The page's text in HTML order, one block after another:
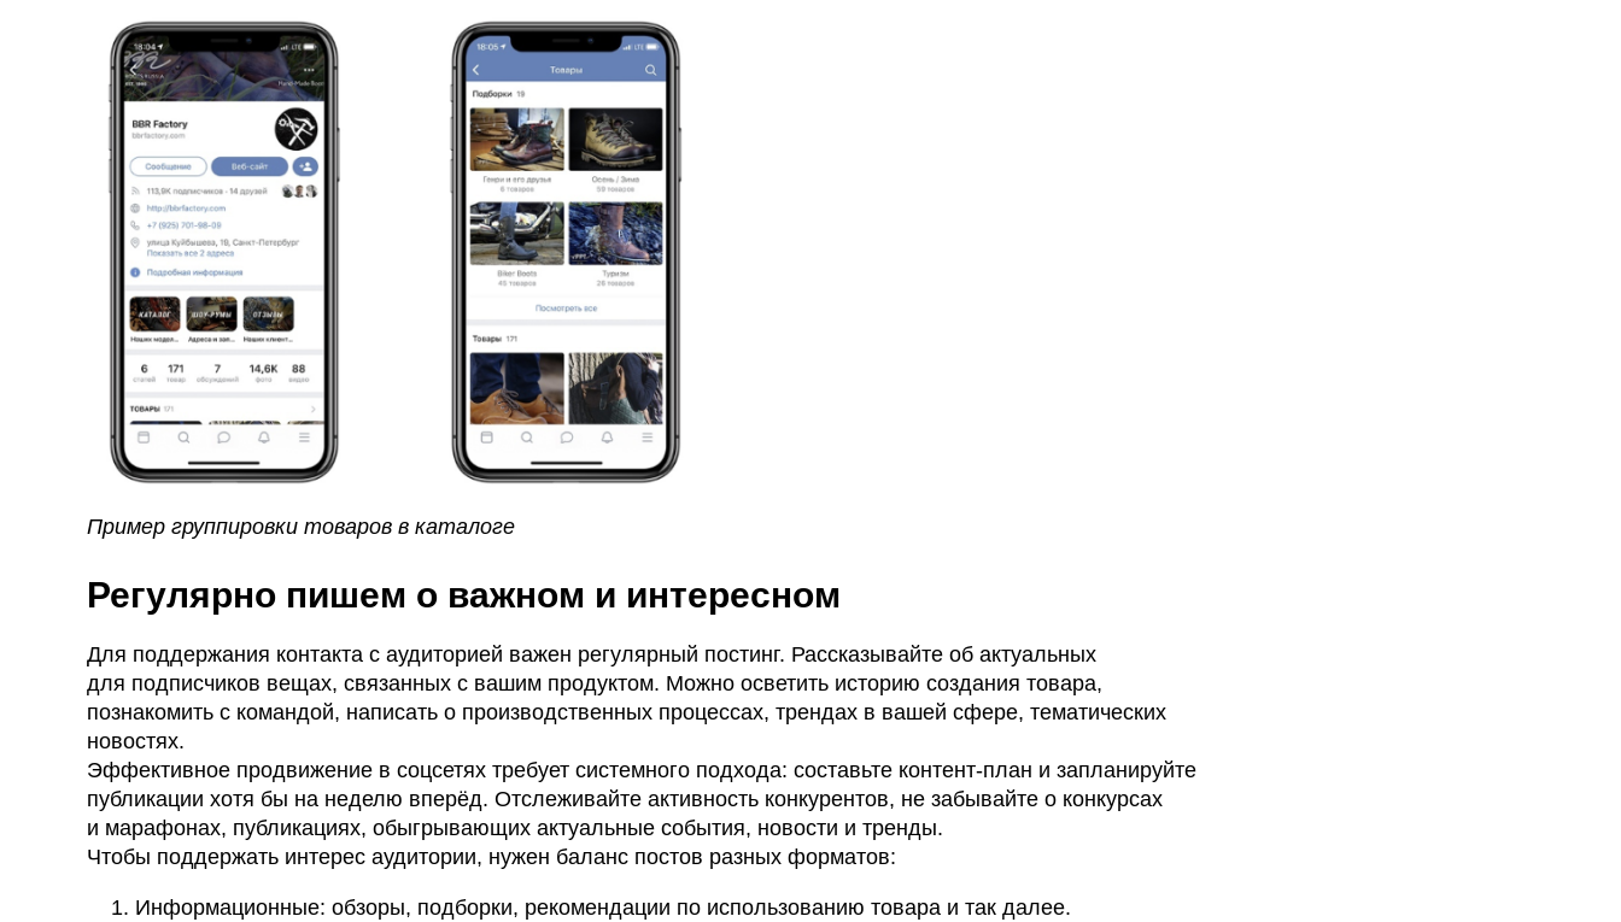
Пример группировки товаров в каталоге
Регулярно пишем о важном и интересном
Для поддержания контакта с аудиторией важен регулярный постинг. Рассказывайте об актуальных
для подписчиков вещах, связанных с вашим продуктом. Можно осветить историю создания товара,
познакомить с командой, написать о производственных процессах, трендах в вашей сфере, тематических
новостях.
Эффективное продвижение в соцсетях требует системного подхода: составьте контент-план и запланируйте
публикации хотя бы на неделю вперёд. Отслеживайте активность конкурентов, не забывайте о конкурсах
и марафонах, публикациях, обыгрывающих актуальные события, новости и тренды.
Чтобы поддержать интерес аудитории, нужен баланс постов разных форматов:
Информационные: обзоры, подборки, рекомендации по использованию товара и так далее.